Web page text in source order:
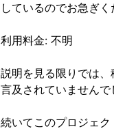
しているのでお急ぎく
利用料金: 不明
説明を見る限りでは
言及されていませんで
続いてこのプロジェ